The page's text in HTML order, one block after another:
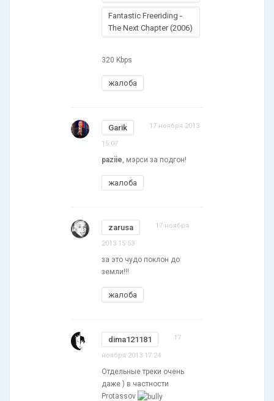
Fantastic Freeriding -
The Next Chapter (2006)
320 Kbps
жалоба
Garik 17 ноября 2013
15:07
paziie, мэрси за подгон!
жалоба
zarusa 17 ноября
2013 15:53
за это чудо поклон до
земли!!!
жалоба
dima121181 17
ноября 2013 17:24
Отдельные треки очень
даже ) в частности
Protassov